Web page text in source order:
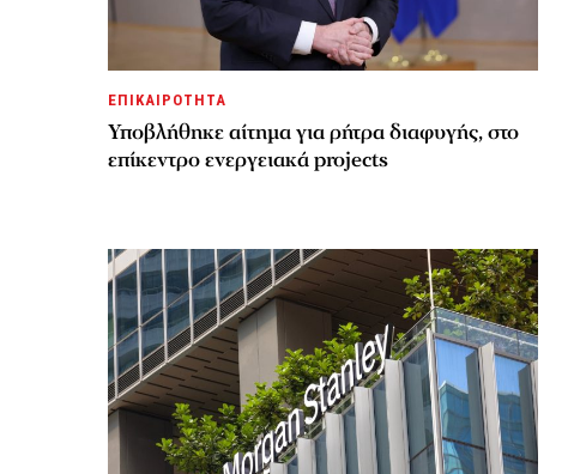
ΕΠΙΚΑΙΡΟΤΗΤΑ
Υποβλήθηκε αίτημα για ρήτρα διαφυγής, στο
επίκεντρο ενεργειακά projects